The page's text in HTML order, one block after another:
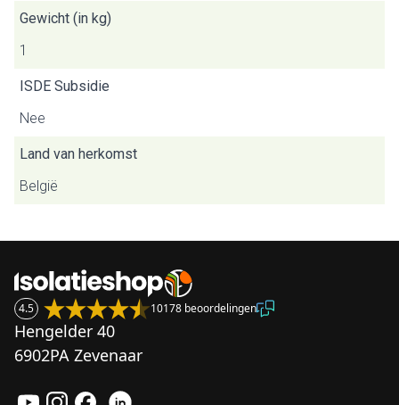
Gewicht (in kg)
1
ISDE Subsidie
Nee
Land van herkomst
België
4.5 10178 beoordelingen
Hengelder 40
6902PA Zevenaar